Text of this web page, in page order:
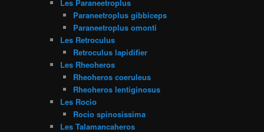
Les Paraneetroplus
Paraneetroplus gibbiceps
Paraneetroplus omonti
Les Retroculus
Retroculus lapidifier
Les Rheoheros
Rheoheros coeruleus
Rheoheros lentiginosus
Les Rocio
Rocio spinosissima
Les Talamancaheros